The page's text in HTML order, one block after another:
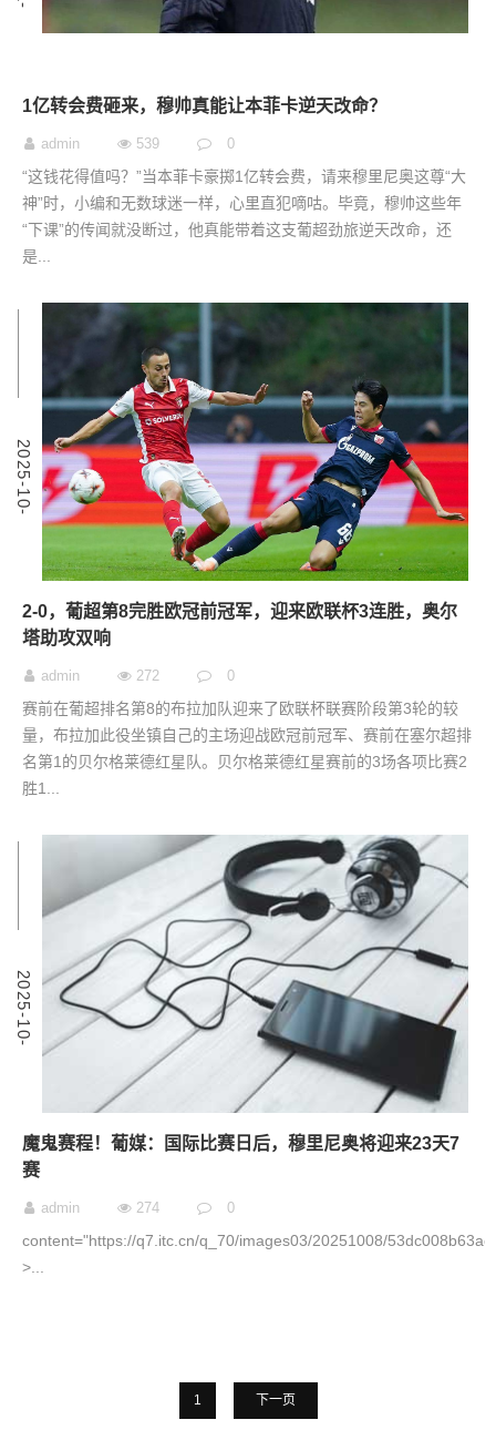
1亿转会费砸来，穆帅真能让本菲卡逆天改命？
admin 539 0
“这钱花得值吗？”当本菲卡豪掷1亿转会费，请来穆里尼奥这尊“大
神”时，小编和无数球迷一样，心里直犯嘀咕。毕竟，穆帅这些年
“下课”的传闻就没断过，他真能带着这支葡超劲旅逆天改命，还
是...
2
0
2
5
-
1
0
-
2
2-0，葡超第8完胜欧冠前冠军，迎来欧联杯3连胜，奥尔
塔助攻双响
admin 272 0
赛前在葡超排名第8的布拉加队迎来了欧联杯联赛阶段第3轮的较
量，布拉加此役坐镇自己的主场迎战欧冠前冠军、赛前在塞尔超排
名第1的贝尔格莱德红星队。贝尔格莱德红星赛前的3场各项比赛2
胜1...
2
0
2
5
-
1
0
-
0
魔鬼赛程！葡媒：国际比赛日后，穆里尼奥将迎来23天7
赛
admin 274 0
content="https://q7.itc.cn/q_70/images03/20251008/
˃...
1 下一页